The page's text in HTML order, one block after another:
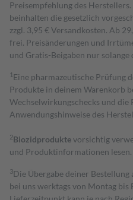
Preisempfehlung des
beinhalten die gesetzlich
zzgl. 3,95 € Versandkosten. Ab
frei. Preisänderungen und
und Gratis-Beigaben nur
1 Eine pharmazeutische Prüfung
Produkte in deinem Warenkorb
Wechselwirkungschecks und die
Anwendungshinweise des
2Biozidproduktevorsichtig
und Produktinformationen lesen.
3Die Übergabe deiner
bei uns werktags von Montag bis